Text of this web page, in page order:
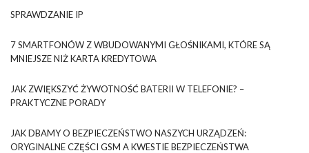
SPRAWDZANIE IP
7 SMARTFONÓW Z WBUDOWANYMI GŁOŚNIKAMI, KTÓRE SĄ
MNIEJSZE NIŻ KARTA KREDYTOWA
JAK ZWIĘKSZYĆ ŻYWOTNOŚĆ BATERII W TELEFONIE? –
PRAKTYCZNE PORADY
JAK DBAMY O BEZPIECZEŃSTWO NASZYCH URZĄDZEŃ:
ORYGINALNE CZĘŚCI GSM A KWESTIE BEZPIECZEŃSTWA